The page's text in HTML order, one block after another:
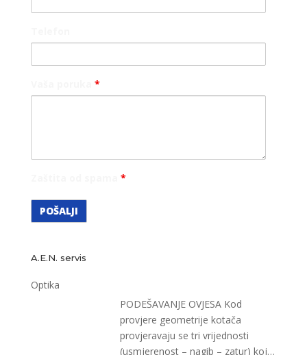
*
*
A.E.N. servis
Optika
PODEŠAVANJE OVJESA Kod
provjere geometrije kotača
provjeravaju se tri vrijednosti
(usmjerenost – nagib – zatur) koje